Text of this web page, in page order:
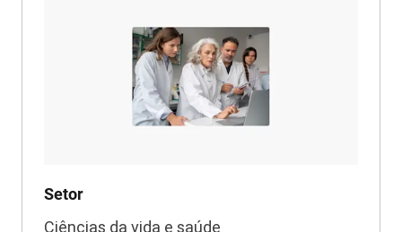
Setor
Ciências da vida e saúde